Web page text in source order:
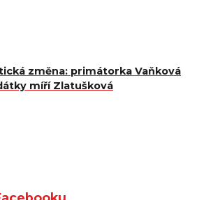
změna: primátorka Vaňková
míří Zlatušková